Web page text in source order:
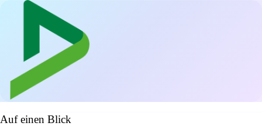
Auf einen Blick